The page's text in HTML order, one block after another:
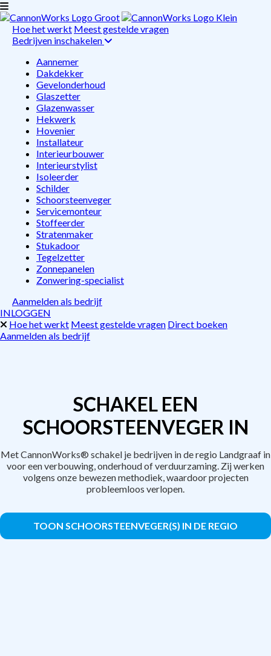
Hoe het werkt Meest gestelde vragen
Bedrijven inschakelen
Aannemer
Dakdekker
Gevelonderhoud
Glaszetter
Glazenwasser
Hekwerk
Hovenier
Installateur
Interieurbouwer
Interieurstylist
Isoleerder
Schilder
Schoorsteenveger
Servicemonteur
Stoffeerder
Stratenmaker
Stukadoor
Tegelzetter
Zonnepanelen
Zonwering-specialist
Aanmelden als bedrijf
INLOGGEN
Hoe het werkt Meest gestelde vragen Direct boeken
Aanmelden als bedrijf
SCHAKEL EEN
SCHOORSTEENVEGER IN
Met CannonWorks® schakel je bedrijven in de regio Landgraaf in
voor een verbouwing, onderhoud of verduurzaming. Zij werken
volgens onze bewezen methodiek, waardoor projecten
probleemloos verlopen.
TOON SCHOORSTEENVEGER(S) IN DE REGIO